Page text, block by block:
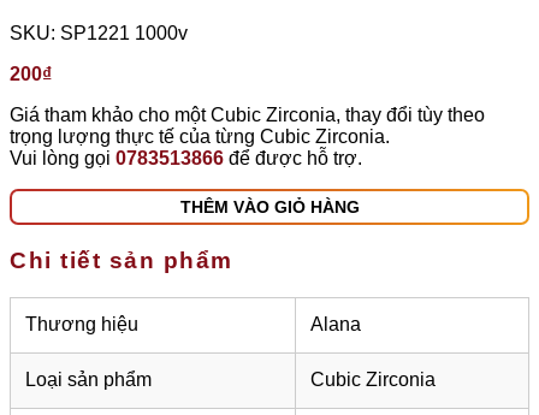
SKU: SP1221 1000v
200₫
Giá tham khảo cho một Cubic Zirconia, thay đổi tùy theo
trọng lượng thực tế của từng Cubic Zirconia.
Vui lòng gọi 0783513866 để được hỗ trợ.
THÊM VÀO GIỎ HÀNG
Chi tiết sản phẩm
Thương hiệu Alana
Loại sản phẩm Cubic Zirconia